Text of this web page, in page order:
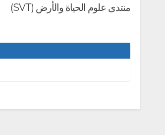
هنا:
منتدى علوم الحياة والأرض (SVT)